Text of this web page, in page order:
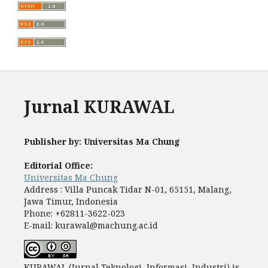
Jurnal KURAWAL
Publisher by: Universitas Ma Chung
Editorial Office:
Universitas Ma Chung
Address : Villa Puncak Tidar N-01, 65151, Malang,
Jawa Timur, Indonesia
Phone: +62811-3622-023
E-mail: kurawal@machung.ac.id